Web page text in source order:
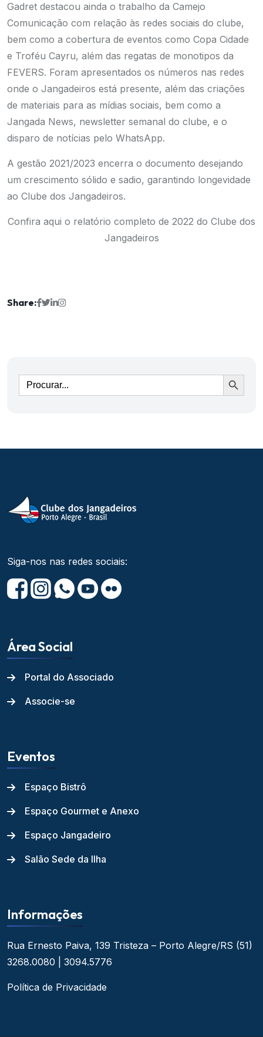
Gadret destacou ainda o trabalho da Camejo
Comunicação com relação às redes sociais do clube,
bem como a cobertura de eventos como Copa Cidade
e Troféu Cayru, além das regatas de monotipos da
FEVERS. Foram apresentados os números nas redes
onde o Jangadeiros está presente, além das criações
de materiais para as mídias sociais, bem como a
Jangada News, newsletter semanal do clube, e o
disparo de notícias pelo WhatsApp.
A gestão 2021/2023 encerra o documento desejando
um crescimento sólido e sadio, garantindo longevidade
ao Clube dos Jangadeiros.
Confira aqui o relatório completo de 2022 do Clube dos
Jangadeiros
Share:
Ir
Siga-nos nas redes sociais:
Área Social
Portal do Associado
Associe-se
Eventos
Espaço Bistrô
Espaço Gourmet e Anexo
Espaço Jangadeiro
Salão Sede da Ilha
Informações
Rua Ernesto Paiva, 139 Tristeza – Porto Alegre/RS (51)
3268.0080 | 3094.5776
Política de Privacidade